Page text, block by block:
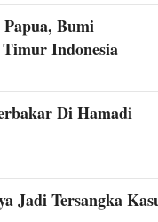
Bumi
Indonesia
Di Hamadi
Jadi Tersangka